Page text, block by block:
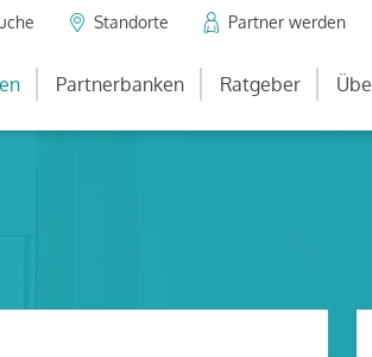
Standorte Partner werden
Partnerbanken Ratgeber